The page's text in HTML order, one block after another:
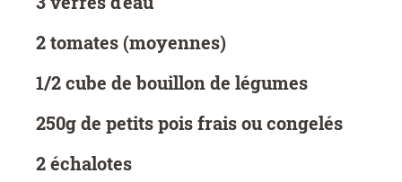
2 tomates (moyennes)
1/2 cube de bouillon de légumes
250g de petits pois frais ou congelés
2 échalotes